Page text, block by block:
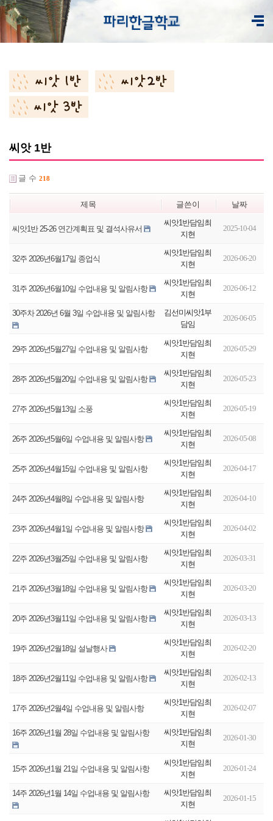
씨앗 1반
글 수 218
제목 글쓴이 날짜
씨앗1반 25-26 연간계획표 및 결석사유서
씨앗1반담임최
지현
2025-10-04
32주 2026년6월17일 종업식
씨앗1반담임최
지현
2026-06-20
31주 2026년6월10일 수업내용 및 알림사항
씨앗1반담임최
지현
2026-06-12
30주차 2026년 6월 3일 수업내용 및 알림사항
김선미씨앗1부
담임
2026-06-05
29주 2026년5월27일 수업내용 및 알림사항
씨앗1반담임최
지현
2026-05-29
28주 2026년5월20일 수업내용 및 알림사항
씨앗1반담임최
지현
2026-05-23
27주 2026년5월13일 소풍
씨앗1반담임최
지현
2026-05-19
26주 2026년5월6일 수업내용 및 알림사항
씨앗1반담임최
지현
2026-05-08
25주 2026년4월15일 수업내용 및 알림사항
씨앗1반담임최
지현
2026-04-17
24주 2026년4월8일 수업내용 및 알림사항
씨앗1반담임최
지현
2026-04-10
23주 2026년4월1일 수업내용 및 알림사항
씨앗1반담임최
지현
2026-04-02
22주 2026년3월25일 수업내용 및 알림사항
씨앗1반담임최
지현
2026-03-31
21주 2026년3월18일 수업내용 및 알림사항
씨앗1반담임최
지현
2026-03-20
20주 2026년3월11일 수업내용 및 알림사항
씨앗1반담임최
지현
2026-03-13
19주 2026년2월18일 설날행사
씨앗1반담임최
지현
2026-02-20
18주 2026년2월11일 수업내용 및 알림사항
씨앗1반담임최
지현
2026-02-13
17주 2026년2월4일 수업내용 및 알림사항
씨앗1반담임최
지현
2026-02-07
16주 2026년1월 28일 수업내용 및 알림사항
씨앗1반담임최
지현
2026-01-30
15주 2026년1월 21일 수업내용 및 알림사항
씨앗1반담임최
지현
2026-01-24
14주 2026년1월 14일 수업내용 및 알림사항
씨앗1반담임최
지현
2026-01-15